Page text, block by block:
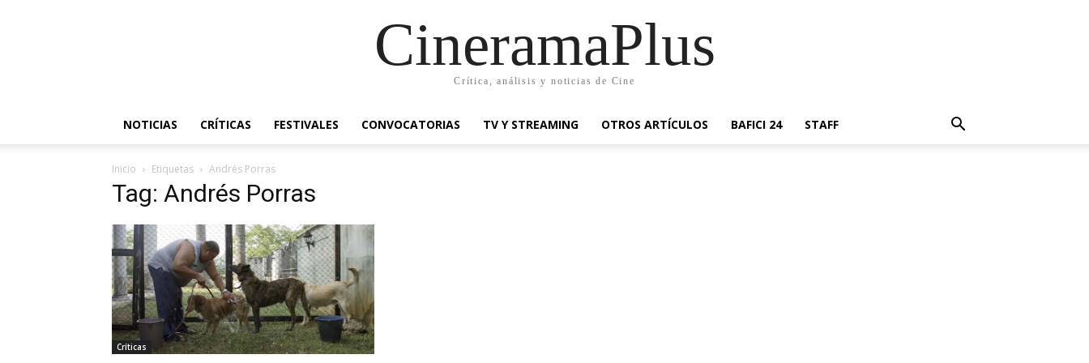
CineramaPlus
Crítica, análisis y noticias de Cine
NOTICIAS CRÍTICAS FESTIVALES CONVOCATORIAS TV Y STREAMING OTROS ARTÍCULOS BAFICI 24 STAFF
Inicio Etiquetas Andrés Porras
Tag: Andrés Porras
Críticas